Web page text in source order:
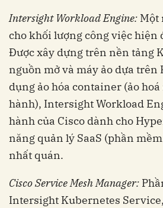
Intersight Workload Engine: Một
cho khối lượng công việc hiện
Được xây dựng trên nền tảng
nguồn mở và máy ảo dựa trên
dụng ảo hóa container (ảo
hành), Intersight Workload
hành của Cisco dành cho
năng quản lý SaaS (phần
nhất quán.
Cisco Service Mesh Manager:
Intersight Kubernetes